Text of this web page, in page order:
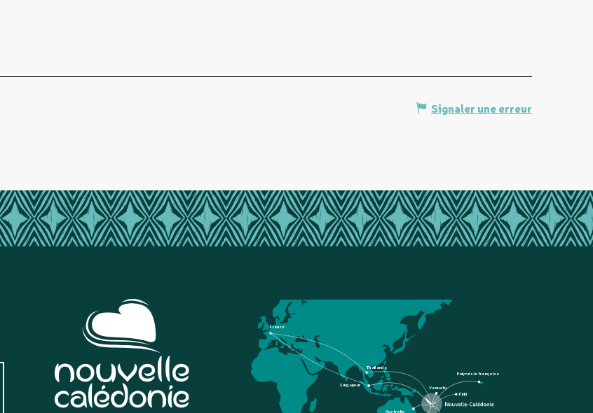
Signaler une erreur
France
Polynésie française
Fidji
Australie
Singapour
Thaïlande
Vanuatu